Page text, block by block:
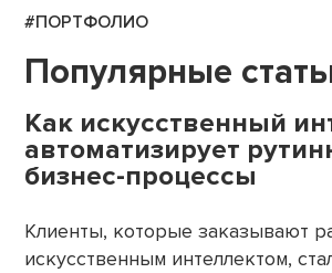
#ПОРТФОЛИО
Популярные
Как искусственный
автоматизирует
бизнес-процессы
Клиенты, которые заказывают
искусственным интеллектом,